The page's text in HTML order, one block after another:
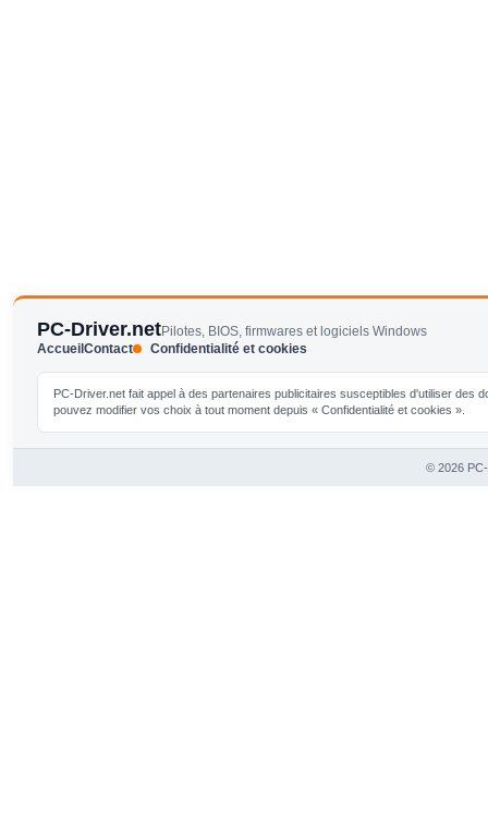
PC-Driver.netPilotes, BIOS, firmwares et logiciels Windows
AccueilContact Confidentialité et cookies
PC-Driver.net fait appel à des partenaires publicitaires susceptibles d'utiliser
pouvez modifier vos choix à tout moment depuis « Confidentialité et cookies ».
© 2026